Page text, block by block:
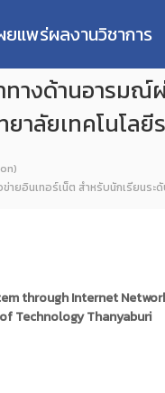
ยแพร่ผลงานวิชาการ
างด้านอารมณ์
ยาลัยเทคโนโล
ยอินเทอร์เน็ต สำหรับนักเรียน
through Internet
Technology Thanyaburi